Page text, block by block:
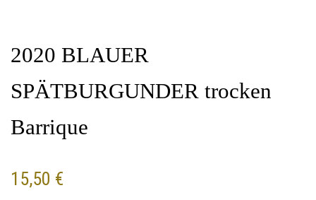
2020 BLAUER
SPÄTBURGUNDER trocken
Barrique
15,50 €